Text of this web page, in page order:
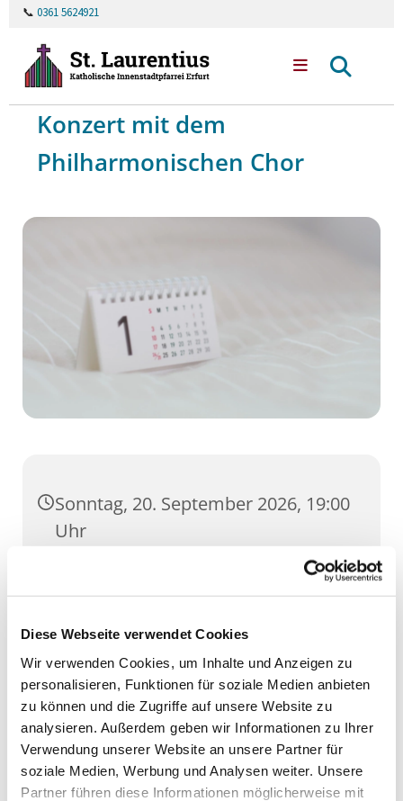
Diese Webseite verwendet Cookies
Wir verwenden Cookies, um Inhalte und Anzeigen zu
personalisieren, Funktionen für soziale Medien anbieten
zu können und die Zugriffe auf unsere Website zu
analysieren. Außerdem geben wir Informationen zu Ihrer
Verwendung unserer Website an unsere Partner für
soziale Medien, Werbung und Analysen weiter. Unsere
Partner führen diese Informationen möglicherweise mit
📞 0361 5624921
Konzert mit dem
Philharmonischen Chor
Sonntag, 20. September 2026, 19:00
Uhr
St. Nicolai-Jacobi, Schottenstraße 9,